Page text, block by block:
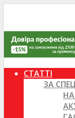
СТАТТІ
ЗА